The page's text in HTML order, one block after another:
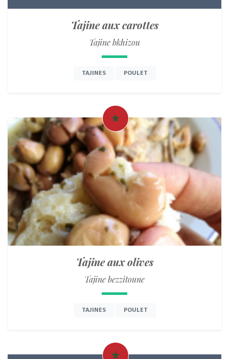
Tajine aux carottes
Tajine bkhizou
TAJINES POULET
Tajine aux olives
Tajine bezzitoune
TAJINES POULET